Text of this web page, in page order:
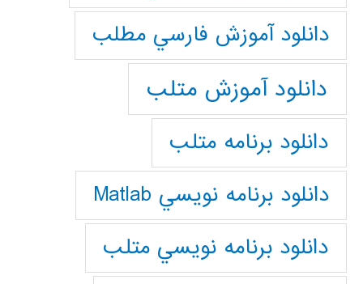
دانلود آموزش فارسي مطلب
دانلود آموزش متلب
دانلود برنامه متلب
دانلود برنامه نويسي Matlab
دانلود برنامه نويسي متلب